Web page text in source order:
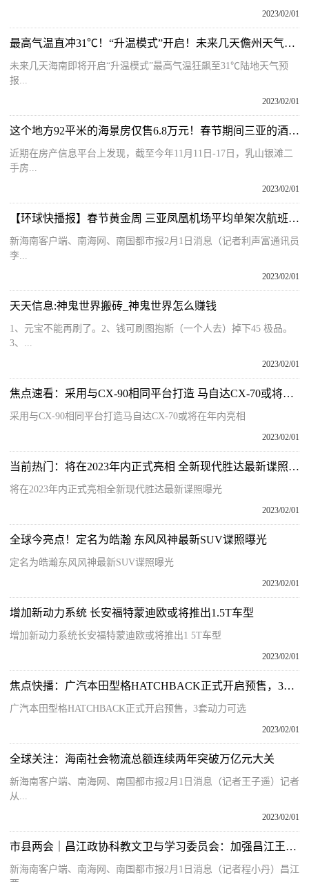
2023/02/01
最高气温直冲31℃！“升温模式”开启！未来几天儋州天气预报
未来几天海南即将开启“升温模式”最高气温狂飙至31℃陆地天气预
报...
2023/02/01
这个地方92平米的海景房仅售6.8万元！春节期间三亚的酒店20万一晚、民宿12万一个月，差距咋这么大？
近期在房产信息平台上发现，截至今年11月11日-17日，乳山银滩二
手房...
2023/02/01
【环球快播报】春节黄金周 三亚凤凰机场平均单架次航班载客数位居全国千万级机场首位
新海南客户端、南海网、南国都市报2月1日消息（记者利声富通讯员
李...
2023/02/01
天天信息:神鬼世界搬砖_神鬼世界怎么赚钱
1、元宝不能再刷了。2、钱可刷图抱斯（一个人去）掉下45 极品。
3、...
2023/02/01
焦点速看：采用与CX-90相同平台打造 马自达CX-70或将在年内亮相
采用与CX-90相同平台打造马自达CX-70或将在年内亮相
2023/02/01
当前热门：将在2023年内正式亮相 全新现代胜达最新谍照曝光
将在2023年内正式亮相全新现代胜达最新谍照曝光
2023/02/01
全球今亮点！定名为皓瀚 东风风神最新SUV谍照曝光
定名为皓瀚东风风神最新SUV谍照曝光
2023/02/01
增加新动力系统 长安福特蒙迪欧或将推出1.5T车型
增加新动力系统长安福特蒙迪欧或将推出1 5T车型
2023/02/01
焦点快播：广汽本田型格HATCHBACK正式开启预售，3套动力可选
广汽本田型格HATCHBACK正式开启预售，3套动力可选
2023/02/01
全球关注：海南社会物流总额连续两年突破万亿元大关
新海南客户端、南海网、南国都市报2月1日消息（记者王子遥）记者
从...
2023/02/01
市县两会｜昌江政协科教文卫与学习委员会：加强昌江王下乡生态文化、考古文化和黎族文化的保护与传承
新海南客户端、南海网、南国都市报2月1日消息（记者程小丹）昌江